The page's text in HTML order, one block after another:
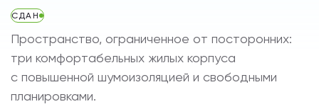
СДАН
Пространство, ограниченное от посторонних:
три комфортабельных жилых корпуса
с повышенной шумоизоляцией и свободными
планировками.